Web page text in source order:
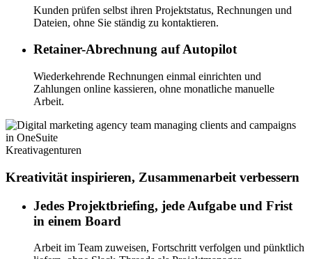
Kunden prüfen selbst ihren Projektstatus, Rechnungen und
Dateien, ohne Sie ständig zu kontaktieren.
Retainer-Abrechnung auf Autopilot
Wiederkehrende Rechnungen einmal einrichten und
Zahlungen online kassieren, ohne monatliche manuelle
Arbeit.
Kreativagenturen
Kreativität inspirieren, Zusammenarbeit verbessern
Jedes Projektbriefing, jede Aufgabe und Frist
in einem Board
Arbeit im Team zuweisen, Fortschritt verfolgen und pünktlich